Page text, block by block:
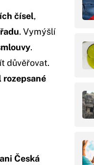
čísel,
. Vymýšlí
.
důvěřovat.
rozepsané
Česká